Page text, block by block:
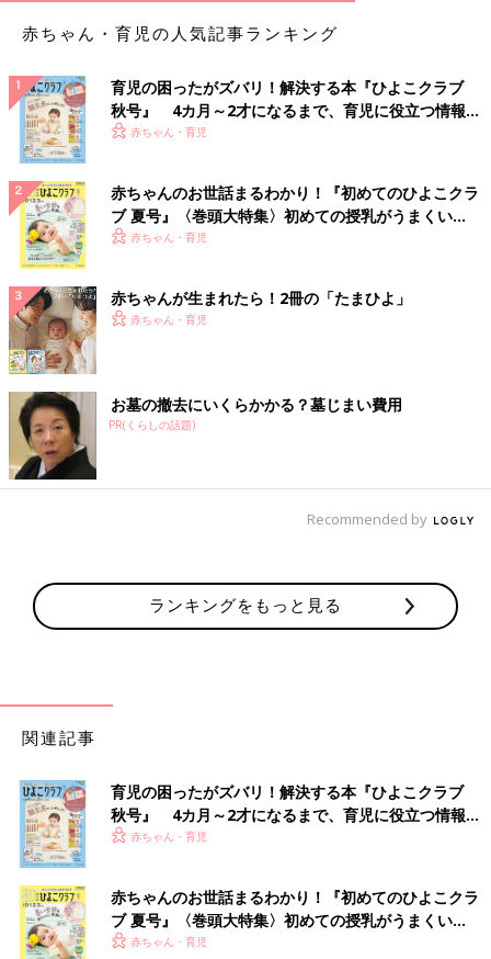
兄弟でのお揃いパンツコーデが素敵！
omusubimanさんは、パープルカラーのパンツを購入。兄弟でお
そろいで履いていて、とってもお似合いですよね！この日は家族
で映画を見に、お出かけしたんだとか。色使いも素敵でオシャレ
一枚履くだけでオシャレ見え！ストライプレギンス
赤ちゃん・育児の人気記事ランキング
育児の困ったがズバリ！解決する本『ひよこクラブ
秋号』 4カ月～2才になるまで、育児に役立つ情報が
いっぱい！
赤ちゃん・育児
赤ちゃんのお世話まるわかり！『初めてのひよこクラ
ブ 夏号』〈巻頭大特集〉初めての授乳がうまくい
く！ おっぱい・ミルクの基本と夏のトラブル 解決テ
赤ちゃん・育児
赤ちゃんが生まれたら！2冊の「たまひよ」
赤ちゃん・育児
お墓の撤去にいくらかかる？墓じまい費用
PR(くらしの話題)
Recommended by
ランキングをもっと見る
関連記事
育児の困ったがズバリ！解決する本『ひよこクラブ
秋号』 4カ月～2才になるまで、育児に役立つ情報が
いっぱい！
赤ちゃん・育児
赤ちゃんのお世話まるわかり！『初めてのひよこクラ
ブ 夏号』〈巻頭大特集〉初めての授乳がうまくい
く！ おっぱい・ミルクの基本と夏のトラブル 解決テ
赤ちゃん・育児